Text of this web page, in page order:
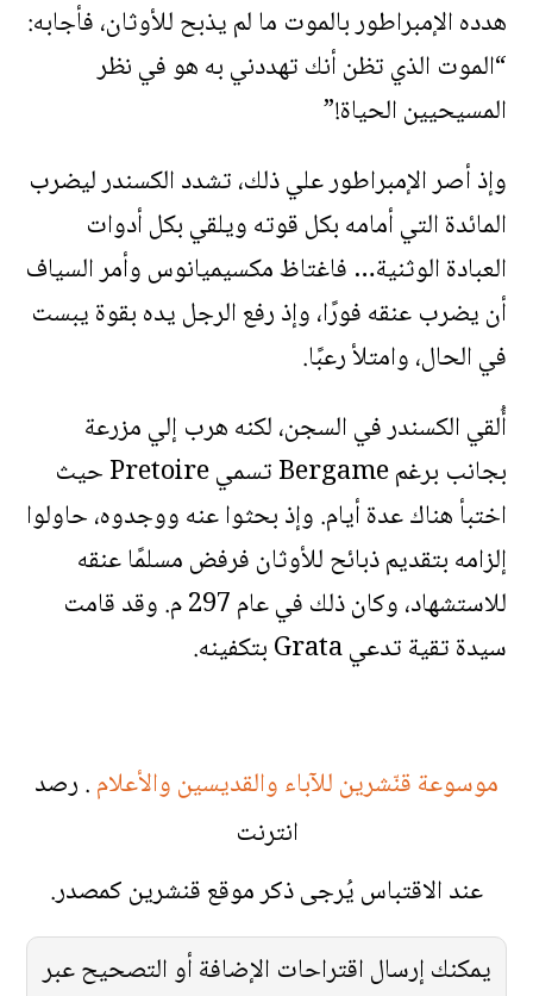
هدده الإمبراطور بالموت ما لم يذبح للأوثان، فأجابه:
“الموت الذي تظن أنك تهددني به هو في نظر
المسيحيين الحياة!”
وإذ أصر الإمبراطور علي ذلك، تشدد الكسندر ليضرب
المائدة التي أمامه بكل قوته ويلقي بكل أدوات
العبادة الوثنية… فاغتاظ مكسيميانوس وأمر السياف
أن يضرب عنقه فورًا، وإذ رفع الرجل يده بقوة يبست
في الحال، وامتلأ رعبًا.
أُلقي الكسندر في السجن، لكنه هرب إلي مزرعة
بجانب برغم Bergame تسمي Pretoire حيث
اختبأ هناك عدة أيام. وإذ بحثوا عنه ووجدوه، حاولوا
إلزامه بتقديم ذبائح للأوثان فرفض مسلمًا عنقه
للاستشهاد، وكان ذلك في عام 297 م. وقد قامت
سيدة تقية تدعي Grata بتكفينه.
موسوعة قنّشرين للآباء والقديسين والأعلام. رصد
انترنت
عند الاقتباس يُرجى ذكر موقع قنشرين كمصدر.
يمكنك إرسال اقتراحات الإضافة أو التصحيح عبر